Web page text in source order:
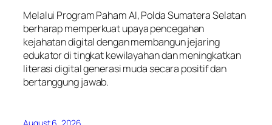
Melalui Program Paham AI, Polda Sumatera Selatan
berharap memperkuat upaya pencegahan
kejahatan digital dengan membangun jejaring
edukator di tingkat kewilayahan dan meningkatkan
literasi digital generasi muda secara positif dan
bertanggung jawab.